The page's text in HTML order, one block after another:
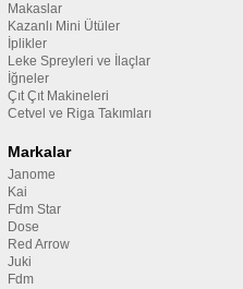
Makaslar
Kazanlı Mini Ütüler
İplikler
Leke Spreyleri ve İlaçlar
İğneler
Çıt Çıt Makineleri
Cetvel ve Riga Takımları
Markalar
Janome
Kai
Fdm Star
Dose
Red Arrow
Juki
Fdm